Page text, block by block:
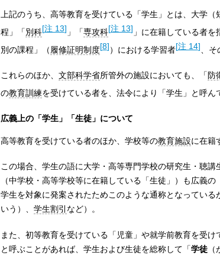
上記のうち、高等教育を受けている「学生」とは、大学
程」「別科[注 13] 」「専攻科[注 13] 」に在籍している者を
別の課程」（履修証明制度[8]）における学習者[注 14] 、
これらのほか、 文部科学省所管外の施設においても、「防
の教育訓練を受けている者を、法令により「学生」と呼ん
広義上の「学生」「生徒」について
高等教育を受けている者のほか、学校等の教育施設に在籍
この場合、学生の語に大学・高等専門学校の研究生・聴
（中学校・高等学校等に在籍している「生徒」）も広義の
学生を対象に発案されたためこのような通称となってい
いう）、 学生割引 など）。
また、初等教育を受けている「児童」や就学前教育を受
と呼ぶことがあれば、学生および生徒を総称して「学徒（